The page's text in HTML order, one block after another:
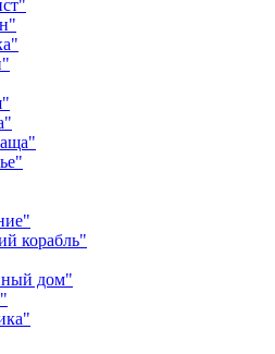
корабль"
дом"